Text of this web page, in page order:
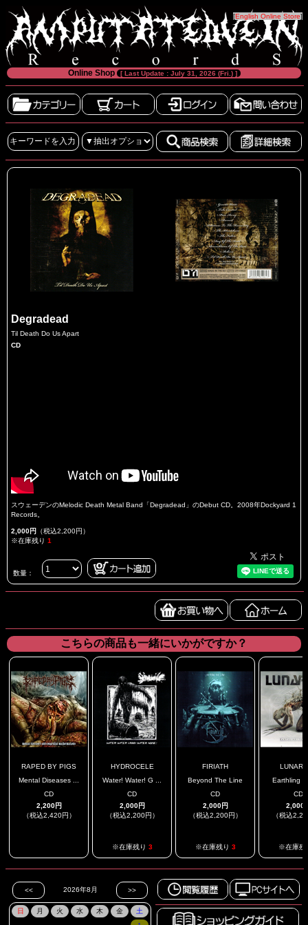
[English Online Store]
Online Shop [ Last Update : July 31, 2026 (Fri.) ]
Degradead
Til Death Do Us Apart
CD
スウェーデンのMelodic Death Metal Band「Degradead」のDebut CD。2008年Dockyard 1
Records。
2,000円 （税込2,200円）
※在庫残り 1
数量：
こちらの商品も一緒にいかがですか？
RAPED BY PIGS
Mental Diseases ...
CD
2,200円
（税込2,420円）
HYDROCELE
Water! Water! G ...
CD
2,000円
（税込2,200円）
※在庫残り 3
FIRIATH
Beyond The Line
CD
2,000円
（税込2,200円）
※在庫残り 3
Earthling /
CD
2,000
（税込
※在庫残